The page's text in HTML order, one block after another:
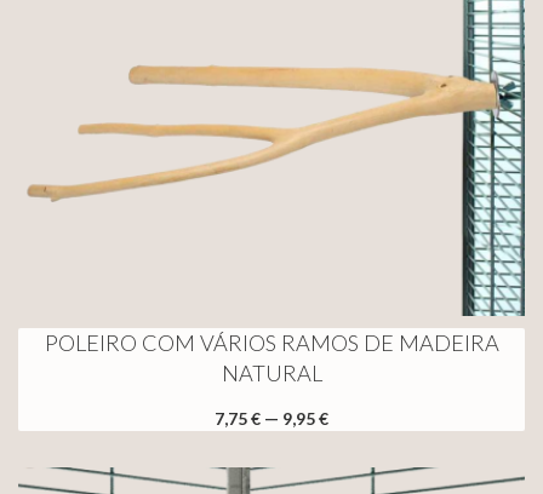
POLEIRO COM VÁRIOS RAMOS DE MADEIRA
NATURAL
7,75 € — 9,95 €